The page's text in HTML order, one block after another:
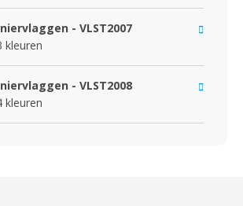
- VLST2007
kleuren
- VLST2008
kleuren